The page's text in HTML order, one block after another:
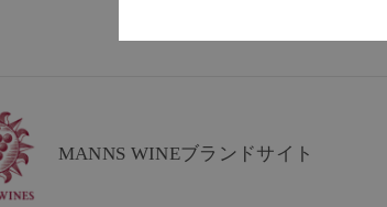
MANNS WINEブランドサイト